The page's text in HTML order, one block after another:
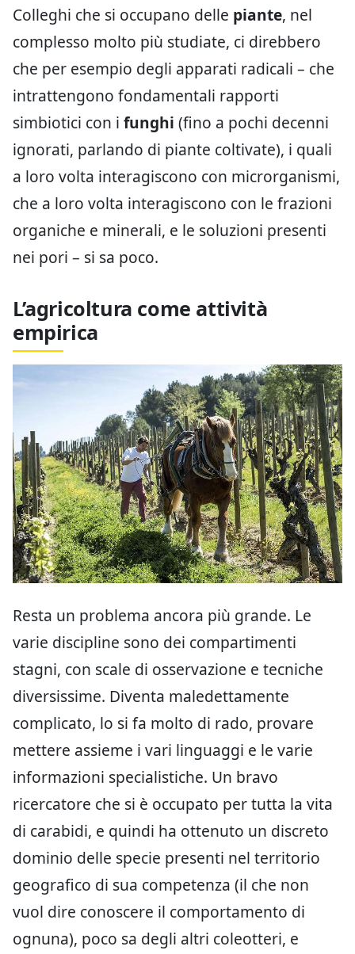
Colleghi che si occupano delle piante, nel
complesso molto più studiate, ci direbbero
che per esempio degli apparati radicali – che
intrattengono fondamentali rapporti
simbiotici con i funghi (fino a pochi decenni
ignorati, parlando di piante coltivate), i quali
a loro volta interagiscono con microrganismi,
che a loro volta interagiscono con le frazioni
organiche e minerali, e le soluzioni presenti
nei pori – si sa poco.
L’agricoltura come attività
empirica
Resta un problema ancora più grande. Le
varie discipline sono dei compartimenti
stagni, con scale di osservazione e tecniche
diversissime. Diventa maledettamente
complicato, lo si fa molto di rado, provare
mettere assieme i vari linguaggi e le varie
informazioni specialistiche. Un bravo
ricercatore che si è occupato per tutta la vita
di carabidi, e quindi ha ottenuto un discreto
dominio delle specie presenti nel territorio
geografico di sua competenza (il che non
vuol dire conoscere il comportamento di
ognuna), poco sa degli altri coleotteri, e